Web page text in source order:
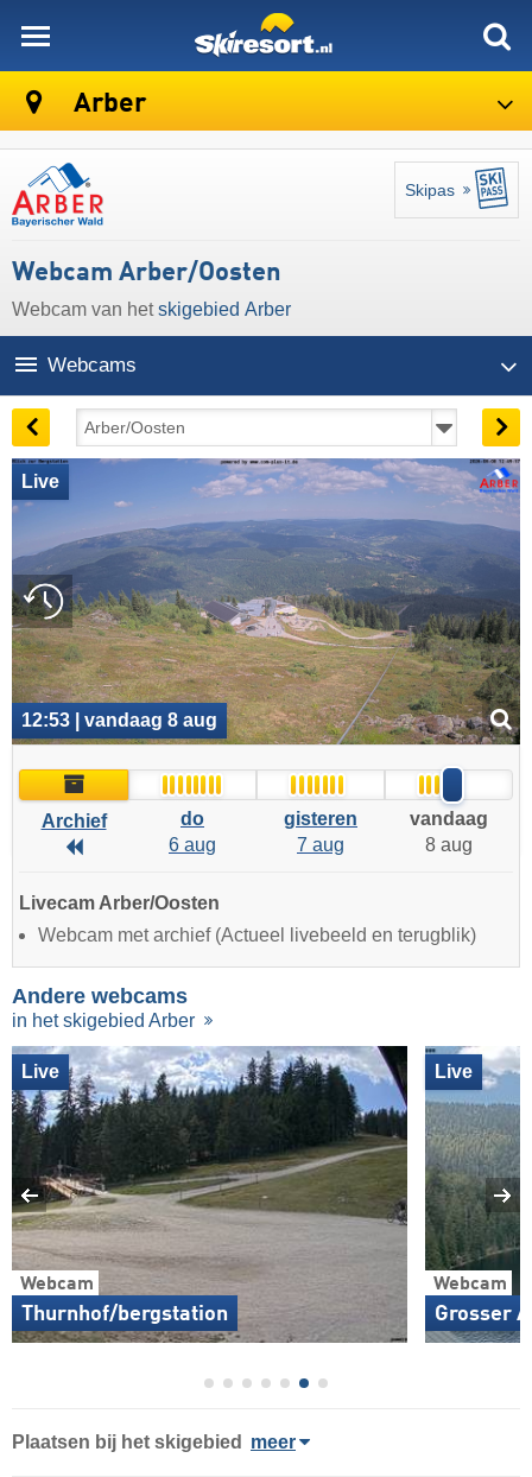
Arber
Skipas
Webcam Arber/Oosten
Webcam van hetskigebied Arber
Webcams
Live
12:53 | vandaag 8 aug
Archief
Archief
Archief
do
6 aug
gisteren
7 aug
vandaag
8 aug
Livecam Arber/Oosten
Webcam met archief (Actueel livebeeld en terugblik)
Andere webcams
in het skigebied Arber
Webcam
Thurnhof/bergstation
Live
Webcam
Grosser
Live
Plaatsen bij het skigebied meer